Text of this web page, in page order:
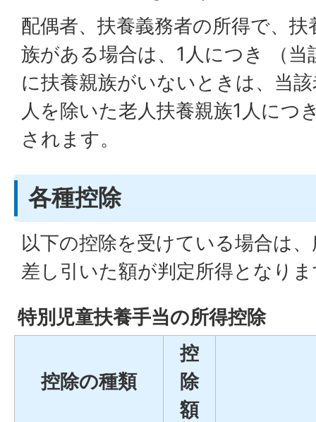
配偶者、扶養義務者の所得で、
族がある場合は、1人につき （
に扶養親族がいないときは、当
人を除いた老人扶養親族1人につ
されます。
各種控除
以下の控除を受けている場合は
差し引いた額が判定所得となり
特別児童扶養手当の所得控除
控除の種類
控
除
額